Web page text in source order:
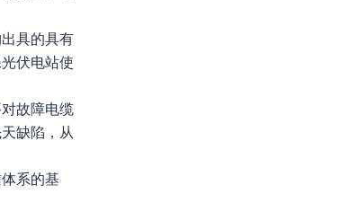
具的具有
伏电站使
故障电缆
缺陷，从
系的基